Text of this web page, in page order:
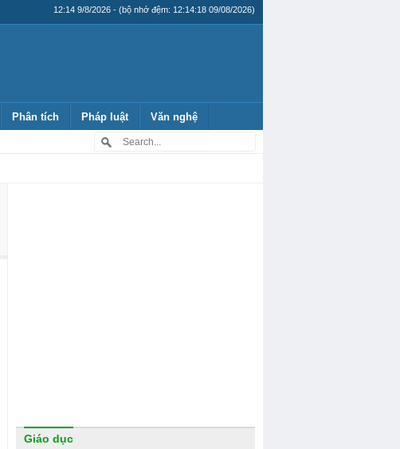
12:14 9/8/2026 - (bộ nhớ đệm: 12:14:18 09/08/2026)
Phân tích Pháp luật Văn nghệ
Giáo dục